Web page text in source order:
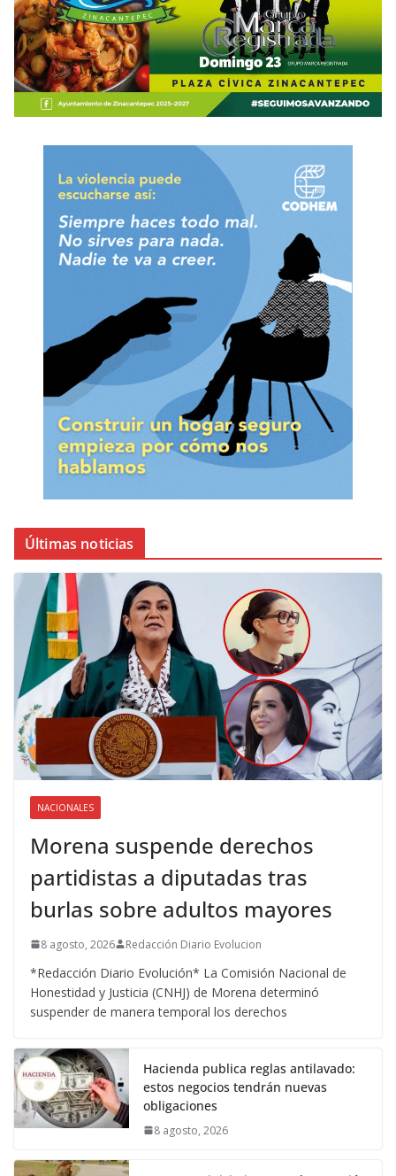
Últimas noticias
NACIONALES
Morena suspende derechos
partidistas a diputadas tras
burlas sobre adultos mayores
8 agosto, 2026 Redacción Diario Evolucion
*Redacción Diario Evolución* La Comisión Nacional de
Honestidad y Justicia (CNHJ) de Morena determinó
suspender de manera temporal los derechos
Hacienda publica reglas antilavado:
estos negocios tendrán nuevas
obligaciones
8 agosto, 2026